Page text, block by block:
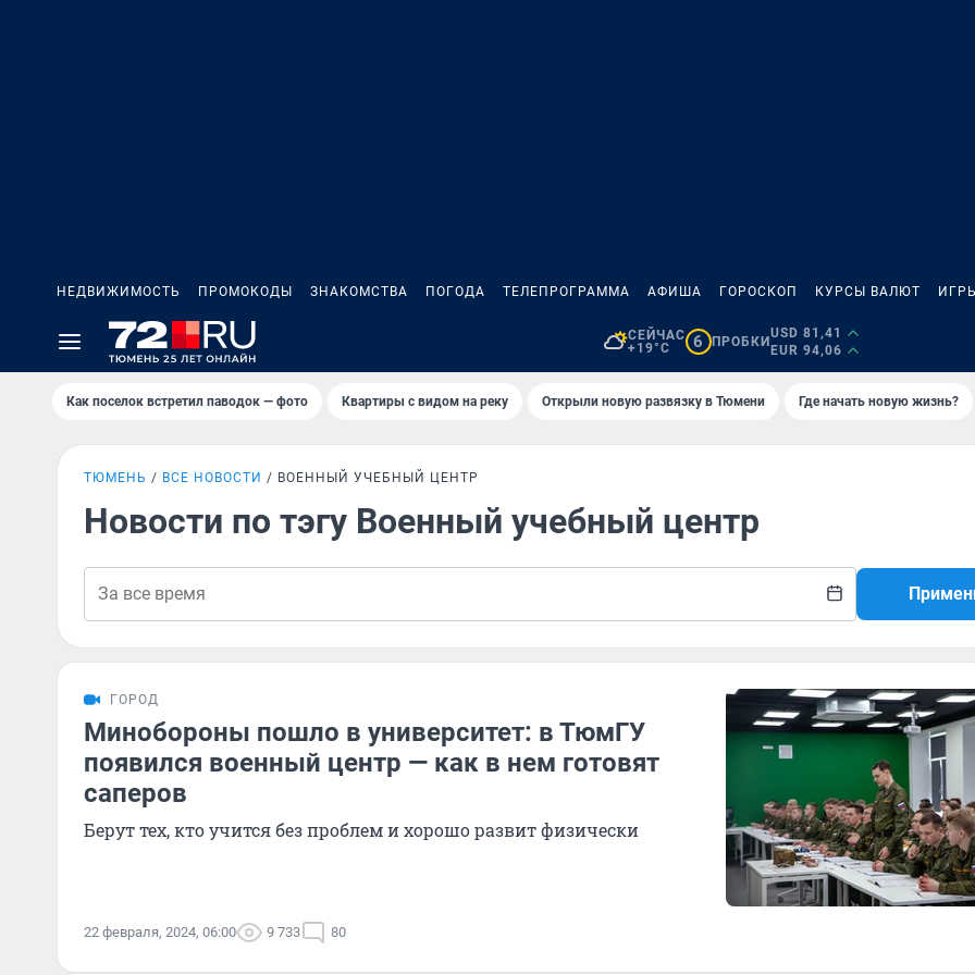
НЕДВИЖИМОСТЬ ПРОМОКОДЫ ЗНАКОМСТВА ПОГОДА ТЕЛЕПРОГРАММА АФИША ГОРОСКОП КУРСЫ ВАЛЮТ
СЕЙЧАС
+19°C
6 ПРОБКИ
USD 81,41
EUR 94,06
Как поселок встретил паводок — фото Квартиры с видом на реку Открыли новую развязку в Тюмени Где начать новую жизнь?
ТЮМЕНЬ ВСЕ НОВОСТИ ВОЕННЫЙ УЧЕБНЫЙ ЦЕНТР
Новости по тэгу Военный учебный центр
ГОРОД
Минобороны пошло в университет: в ТюмГУ
появился военный центр — как в нем готовят
саперов
Берут тех, кто учится без проблем и хорошо развит физически
22 февраля, 2024, 06:00 9 733 80